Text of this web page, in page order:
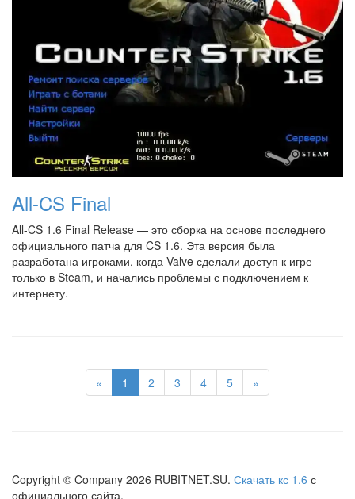
All-CS Final
All-CS 1.6 Final Release — это сборка на основе последнего
официального патча для CS 1.6. Эта версия была
разработана игроками, когда Valve сделали доступ к игре
только в Steam, и начались проблемы с подключением к
интернету.
« 1 2 3 4 5 »
Copyright © Company 2026 RUBITNET.SU. Скачать кс 1.6 с
официального сайта.